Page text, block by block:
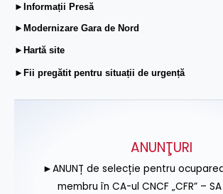
►Informații Presă
►Modernizare Gara de Nord
►Hartă site
►Fii pregătit pentru situații de urgență
ANUNŢURI
►ANUNȚ de selecție pentru
membru în CA-ul CNCF „CFR” –